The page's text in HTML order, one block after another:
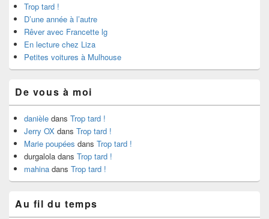
Trop tard !
D’une année à l’autre
Rêver avec Francette lg
En lecture chez Liza
Petites voitures à Mulhouse
De vous à moi
danièle dans Trop tard !
Jerry OX dans Trop tard !
Marie poupées dans Trop tard !
durgalola dans Trop tard !
mahina dans Trop tard !
Au fil du temps